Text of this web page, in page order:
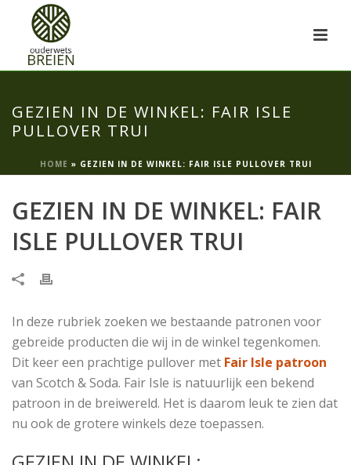
GEZIEN IN DE WINKEL: FAIR ISLE
PULLOVER TRUI
HOME » GEZIEN IN DE WINKEL: FAIR ISLE PULLOVER TRUI
GEZIEN IN DE WINKEL: FAIR
ISLE PULLOVER TRUI
In deze rubriek zoeken we bestaande patronen voor
gebreide producten die wij in de winkel tegenkomen.
Dit keer een prachtige pullover met Fair Isle patroon
van Scotch & Soda. Fair Isle is natuurlijk een bekend
patroon in de breiwereld. Het is daarom leuk te zien dat
nu ook de grotere winkels deze toepassen.